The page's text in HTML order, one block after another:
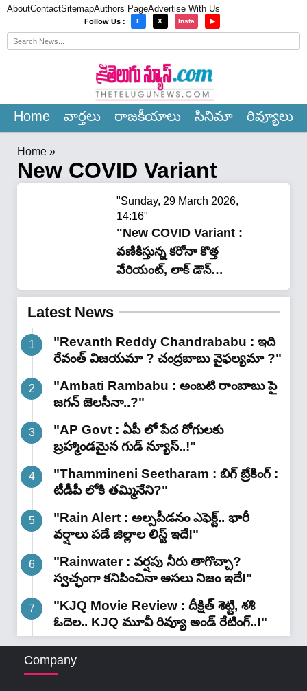
AboutContactSitemapAuthors PageAdvertise With Us
Follow Us : F X Insta ▶
Home వార్త‌లు రాజ‌కీయాలు సినిమా రివ్యూలు
Home »
New COVID Variant
"Sunday, 29 March 2026,
14:16"
"New COVID Variant :
వణికిస్తున్న కరోనా కొత్త
వేరియంట్, లాక్ డౌన్
తప్పదా..?"
Latest News
"Revanth Reddy Chandrababu : ఇది
రేవంత్ విజయమా ? చంద్రబాబు వైఫల్యమా ?"
"Ambati Rambabu : అంబటి రాంబాబు పై
జగన్ జెలసీనా..?"
"AP Govt : ఏపీ లో పేద రోగులకు
బ్రహ్మాండమైన గుడ్ న్యూస్..!"
"Thammineni Seetharam : బిగ్ బ్రేకింగ్ :
టీడీపీ లోకి తమ్మినేని?"
"Rain Alert : అల్పపీడనం ఎఫెక్ట్.. భారీ
వర్షాలు పడే జిల్లాల లిస్ట్ ఇదే!"
"Rainwater : వర్షపు నీరు తాగొచ్చా?
స్వచ్ఛంగా కనిపించినా అసలు నిజం ఇదే!"
"KJQ Movie Review : దీక్షిత్ శెట్టి, శశి
ఓదెల.. KJQ మూవీ రివ్యూ అండ్ రేటింగ్‌..!"
Company